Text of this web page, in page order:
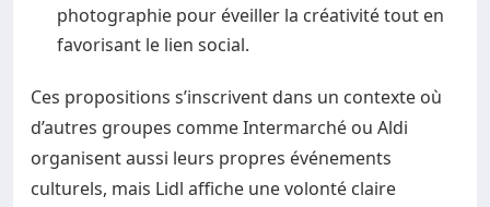
photographie pour éveiller la créativité tout en
favorisant le lien social.
Ces propositions s’inscrivent dans un contexte où
d’autres groupes comme Intermarché ou Aldi
organisent aussi leurs propres événements
culturels, mais Lidl affiche une volonté claire